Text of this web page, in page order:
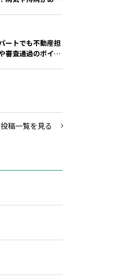
ートでも不動産担
審査通過のポイン
投稿一覧を見る